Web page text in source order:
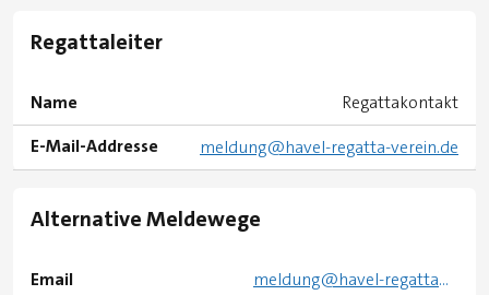
Regattaleiter
Name
Regattakontakt
E-Mail-Addresse
meldung@havel-regatta-verein.de
Alternative Meldewege
Email meldung@havel-regatta-verein.de